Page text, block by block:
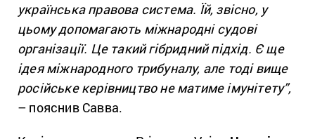
українська правова система. Їй, звісно, у
цьому допомагають міжнародні судові
організації. Це такий гібридний підхід. Є ще
ідея міжнародного трибуналу, але тоді вище
російське керівництво не матиме імунітету”,
– пояснив Савва.